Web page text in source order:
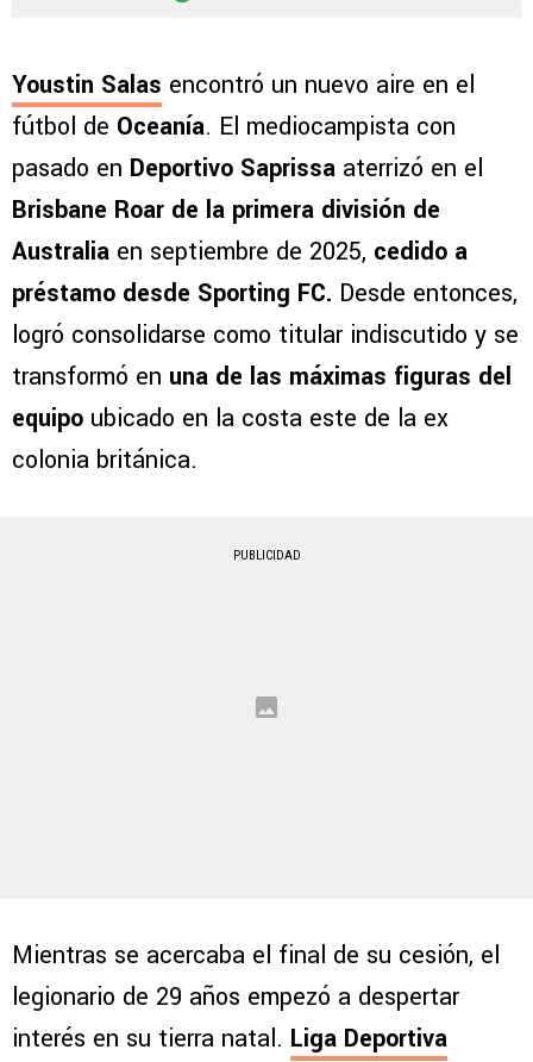
Youstin Salas encontró un nuevo aire en el
fútbol de Oceanía. El mediocampista con
pasado en Deportivo Saprissa aterrizó en el
Brisbane Roar de la primera división de
Australia en septiembre de 2025, cedido a
préstamo desde Sporting FC. Desde entonces,
logró consolidarse como titular indiscutido y se
transformó en una de las máximas figuras del
equipo ubicado en la costa este de la ex
colonia británica.
PUBLICIDAD
Mientras se acercaba el final de su cesión, el
legionario de 29 años empezó a despertar
interés en su tierra natal. Liga Deportiva